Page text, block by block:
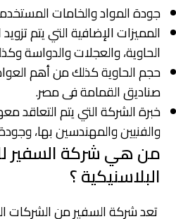
جودة المواد والخامات
المميزات الإضافية التي يتم
الحاوية، والعجلات والدواسة
حجم الحاوية كذلك من أهم
صناديق القمامة فى مصر.
خبرة الشركة التي يتم التعاقد
والفنيين والمهندسين بها،
من هي شركة السفير
البلاسنيكية ؟
تعد شركة السفير من الشركات